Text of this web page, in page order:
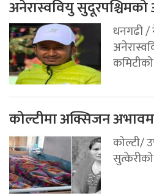
अनेरास्ववियु सुदूरपश्चिमको
धनगढी /
कोल्टीमा अक्सिजन
कोल्टी/